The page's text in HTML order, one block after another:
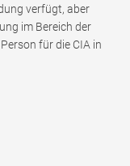
verfügt, aber
im Bereich der
für die CIA in